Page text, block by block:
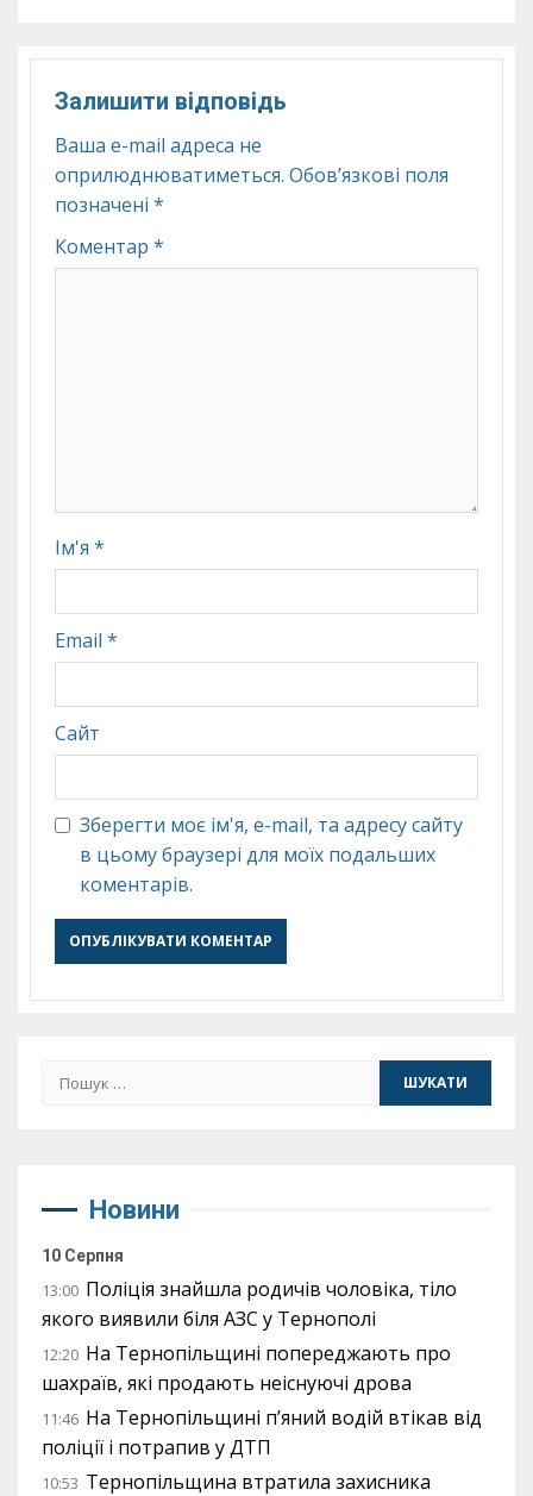
Залишити відповідь
Ваша e-mail адреса не
оприлюднюватиметься. Обов’язкові поля
позначені *
Коментар *
Ім'я *
Email *
Сайт
Зберегти моє ім'я, e-mail, та адресу сайту
в цьому браузері для моїх подальших
коментарів.
Пошук:
Новини
10 Серпня
13:00 Поліція знайшла родичів чоловіка, тіло
якого виявили біля АЗС у Тернополі
12:20 На Тернопільщині попереджають про
шахраїв, які продають неіснуючі дрова
11:46 На Тернопільщині п’яний водій втікав від
поліції і потрапив у ДТП
10:53 Тернопільщина втратила захисника